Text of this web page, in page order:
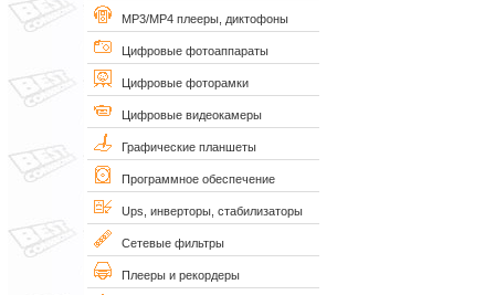
MP3/MP4 плееры, диктофоны
Цифровые фотоаппараты
Цифровые фоторамки
Цифровые видеокамеры
Графические планшеты
Программное обеспечение
Ups, инверторы, стабилизаторы
Сетевые фильтры
Плееры и рекордеры